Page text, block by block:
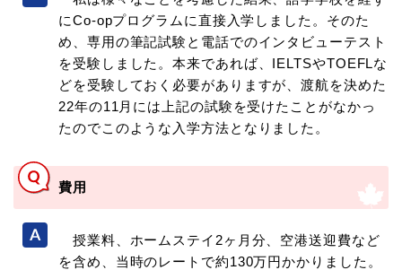
にCo-opプログラムに直接入学しました。そのた
め、専用の筆記試験と電話でのインタビューテスト
を受験しました。本来であれば、IELTSやTOEFLな
どを受験しておく必要がありますが、渡航を決めた
22年の11月には上記の試験を受けたことがなかっ
たのでこのような入学方法となりました。
費用
授業料、ホームステイ2ヶ月分、空港送迎費など
を含め、当時のレートで約130万円かかりました。